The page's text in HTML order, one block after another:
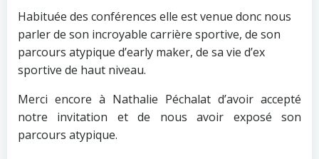
Habituée des conférences elle est venue donc nous
parler de son incroyable carrière sportive, de son
parcours atypique d’early maker, de sa vie d’ex
sportive de haut niveau.
Merci encore à Nathalie Péchalat d’avoir accepté
notre invitation et de nous avoir exposé son
parcours atypique.